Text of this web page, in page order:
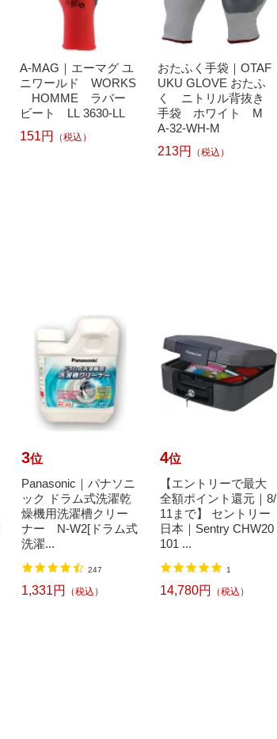
A-MAG｜エーマグ ユ
ニワールド WORKS
HOMME ラバー
ビート LL 3630-LL
151円
（税込）
おたふく手袋｜OTAF
UKU GLOVE おたふ
く ニトリル背抜き
手袋 ホワイト M
A-32-WH-M
213円
（税込）
3位
Panasonic｜パナソニ
ック ドラム式洗濯乾
燥機用洗濯槽クリー
ナー N-W2[ドラム式
洗濯...
247
1,331円 （税込）
4位
【エントリーで最大
全額ポイント還元｜8/
11まで】 セントリー
日本｜Sentry CHW20
101 ...
1
14,780円 （税込）